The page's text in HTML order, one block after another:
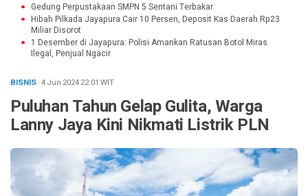
Gedung Perpustakaan SMPN 5 Sentani Terbakar
Hibah Pilkada Jayapura Cair 10 Persen, Deposit Kas Daerah Rp23
Miliar Disorot
1 Desember di Jayapura: Polisi Amankan Ratusan Botol Miras
Ilegal, Penjual Ngacir
BISNIS· 4 Jun 202422:01 WIT
Puluhan Tahun Gelap Gulita, Warga
Lanny Jaya Kini Nikmati Listrik PLN